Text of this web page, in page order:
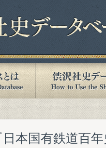
本国有鉄道百